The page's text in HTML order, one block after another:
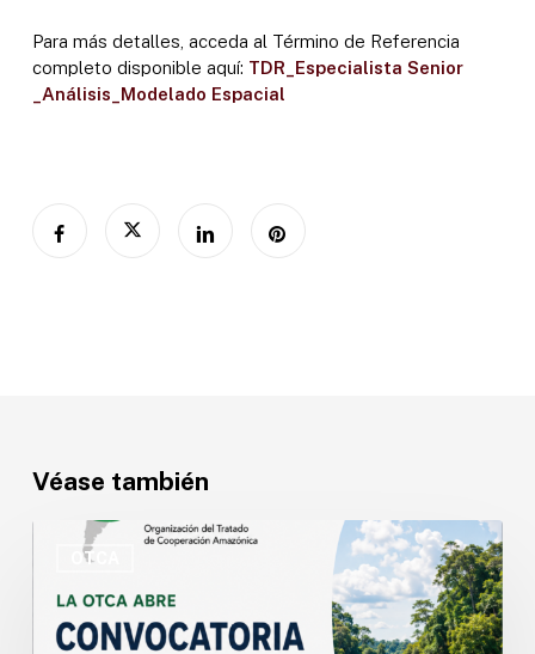
Para más detalles, acceda al Término de Referencia
completo disponible aquí: TDR_Especialista Senior
_Análisis_Modelado Espacial
Véase también
OTCA
para
Especialista